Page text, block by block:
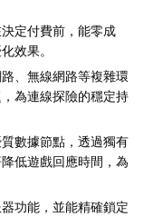
定付費前，能零成
效果。
、無線網路等複雜環
為連線探險的穩定持
數據節點，透過獨有
低遊戲回應時間，為
功能，並能精確鎖定